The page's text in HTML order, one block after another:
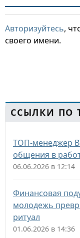
Авторизуйтесь,
своего имени.
ССЫЛКИ ПО
ТОП-менеджер
общения в
06.06.2026 в 12:14
Финансовая
молодежь
ритуал
01.06.2026 в 14:36